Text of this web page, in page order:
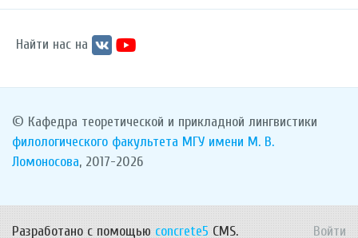
Найти нас на
© Кафедра теоретической и прикладной лингвистики
филологического факультета МГУ имени М. В.
Ломоносова, 2017-2026
Разработано с помощью concrete5 CMS. Войти